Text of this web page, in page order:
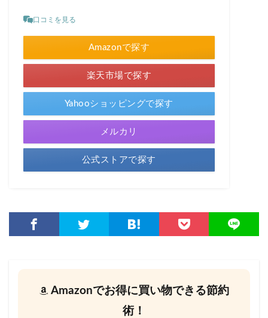
口コミを見る
Amazonで探す
楽天市場で探す
Yahooショッピングで探す
メルカリ
公式ストアで探す
Amazonでお得に買い物できる節約
術！